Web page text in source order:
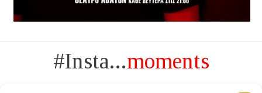
#Insta...moments